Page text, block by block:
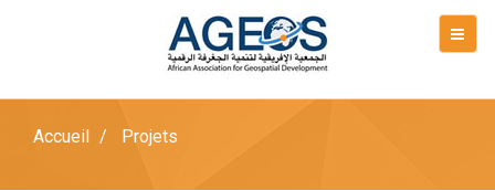
Accueil Projets